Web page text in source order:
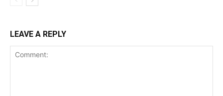
LEAVE A REPLY